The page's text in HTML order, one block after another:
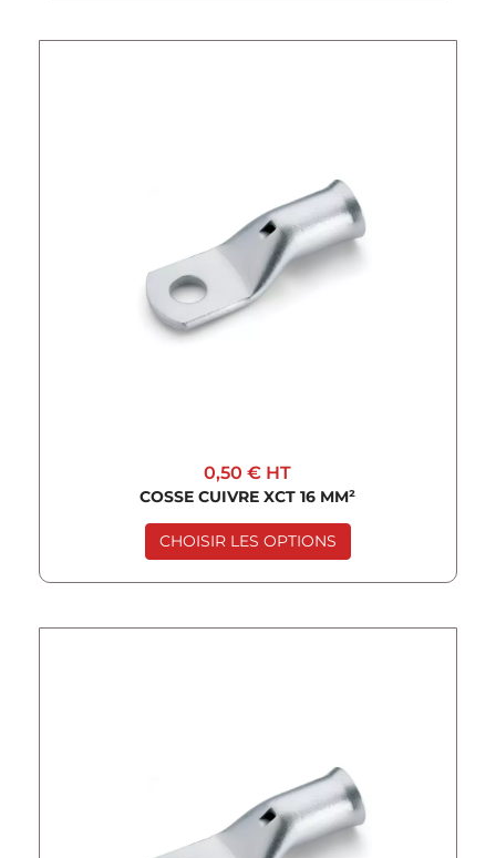
0,50 € HT
COSSE CUIVRE XCT 16 MM²
CHOISIR LES OPTIONS